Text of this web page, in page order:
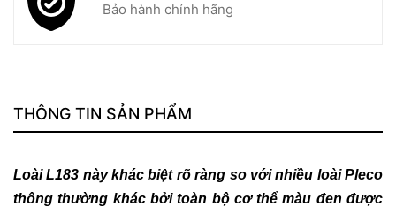
Bảo hành chính hãng
THÔNG TIN SẢN PHẨM
Loài L183 này khác biệt rõ ràng so với nhiều loài Pleco
thông thường khác bởi toàn bộ cơ thể màu đen được